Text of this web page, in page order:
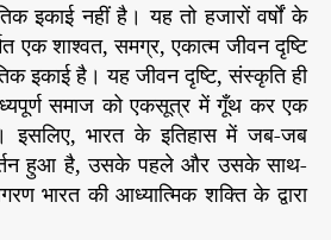
इकाई नहीं है। यह तो हजारों वर्षों के
एक शाश्वत, समग्र, एकात्म जीवन दृष्टि
इकाई है। यह जीवन दृष्टि, संस्कृति ही
समाज को एकसूत्र में गूँथ कर एक
इसलिए, भारत के इतिहास में जब-जब
हुआ है, उसके पहले और उसके साथ-
भारत की आध्यात्मिक शक्ति के द्वारा